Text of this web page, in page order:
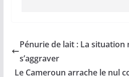
Pénurie de lait : La
s’aggraver
Le Cameroun arrache le nul